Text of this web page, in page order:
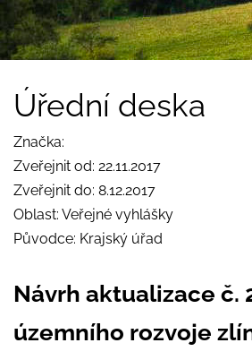
Úřední deska
Značka:
Zveřejnit od: 22.11.2017
Zveřejnit do: 8.12.2017
Oblast: Veřejné vyhlášky
Původce: Krajský úřad
Návrh aktualizace č.
územního rozvoje